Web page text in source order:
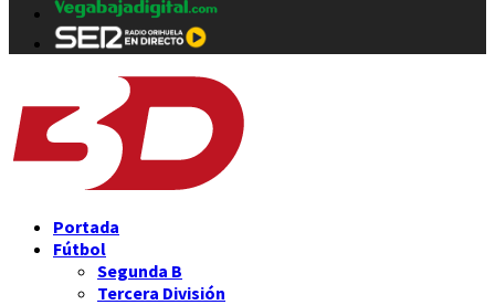
Portada
Fútbol
Segunda B
Tercera División